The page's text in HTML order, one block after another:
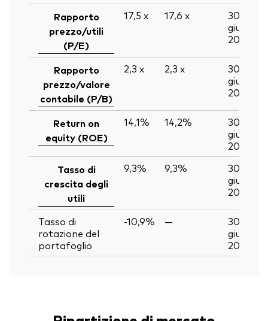
Rapporto
prezzo/utili
(P/E)
17,5 x 17,6 x
30
giu
2026
Rapporto
prezzo/valore
contabile (P/B)
2,3 x 2,3 x
30
giu
2026
Return on
equity (ROE)
14,1% 14,2%
30
giu
2026
Tasso di
crescita degli
utili
9,3% 9,3%
30
giu
2026
Tasso di
rotazione del
portafoglio
-10,9% —
30
giu
2026